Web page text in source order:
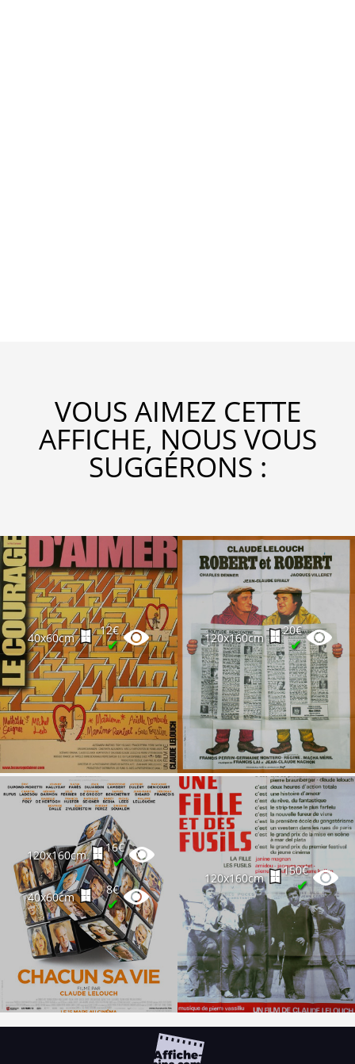
VOUS AIMEZ CETTE
AFFICHE, NOUS VOUS
SUGGÉRONS :
40x60cm
12€
✔ 120x160cm
20€
✔
120x160cm
16€
✔
40x60cm
8€
✔
120x160cm
150€
✔